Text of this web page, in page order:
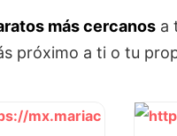
más cercanos a
próximo a ti o tu